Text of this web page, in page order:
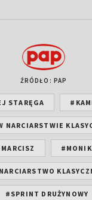
ŹRÓDŁO: PAP
STARĘGA
NARCIARSTWIE
#SPRINT DRUŻYNOWY